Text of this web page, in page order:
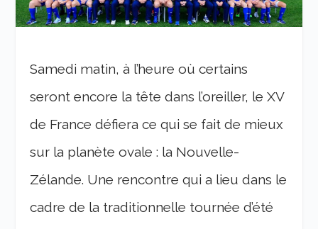
Samedi matin, à l’heure où certains
seront encore la tête dans l’oreiller, le XV
de France défiera ce qui se fait de mieux
sur la planète ovale : la Nouvelle-
Zélande. Une rencontre qui a lieu dans le
cadre de la traditionnelle tournée d’été